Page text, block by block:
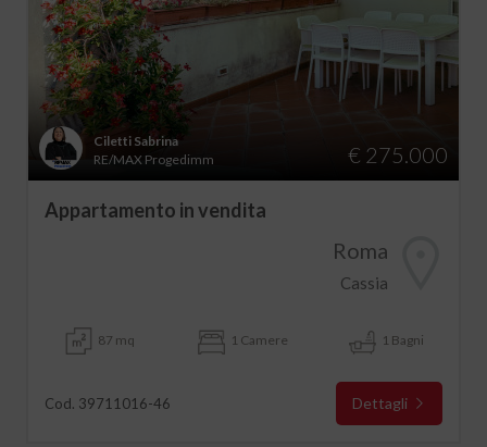
Ciletti Sabrina
RE/MAX Progedimm
€ 275.000
Appartamento in vendita
Roma
Cassia
87 mq 1 Camere 1 Bagni
Cod. 39711016-46 Dettagli